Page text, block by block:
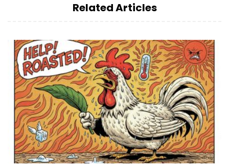
Related Articles